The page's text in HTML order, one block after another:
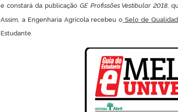
e constará da publicação GE Profissões Vestibular 2018,
Assim, a Engenharia Agrícola recebeu o Selo de
Estudante.